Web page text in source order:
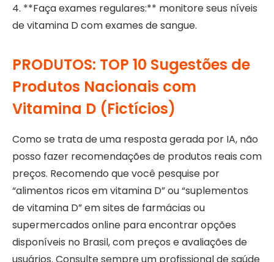
4. **Faça exames regulares:** monitore seus níveis
de vitamina D com exames de sangue.
PRODUTOS: TOP 10 Sugestões de
Produtos Nacionais com
Vitamina D (Fictícios)
Como se trata de uma resposta gerada por IA, não
posso fazer recomendações de produtos reais com
preços. Recomendo que você pesquise por
“alimentos ricos em vitamina D” ou “suplementos
de vitamina D” em sites de farmácias ou
supermercados online para encontrar opções
disponíveis no Brasil, com preços e avaliações de